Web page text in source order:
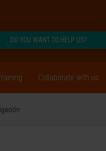
DO YOU WANT TO HELP US?
Collaborate with us